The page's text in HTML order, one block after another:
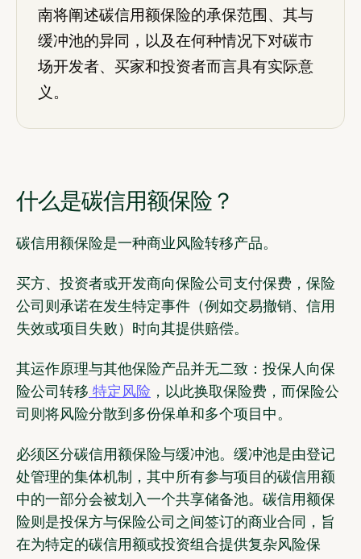
南将阐述碳信用额保险的承保范围、其与
缓冲池的异同，以及在何种情况下对碳市
场开发者、买家和投资者而言具有实际意
义。
什么是碳信用额保险？
碳信用额保险是一种商业风险转移产品。
买方、投资者或开发商向保险公司支付保费，保险
公司则承诺在发生特定事件（例如交易撤销、信用
失效或项目失败）时向其提供赔偿。
其运作原理与其他保险产品并无二致：投保人向保
险公司转移 特定风险 ，以此换取保险费，而保险公
司则将风险分散到多份保单和多个项目中。
必须区分碳信用额保险与缓冲池。缓冲池是由登记
处管理的集体机制，其中所有参与项目的碳信用额
中的一部分会被划入一个共享储备池。碳信用额保
险则是投保方与保险公司之间签订的商业合同，旨
在为特定的碳信用额或投资组合提供复杂风险保